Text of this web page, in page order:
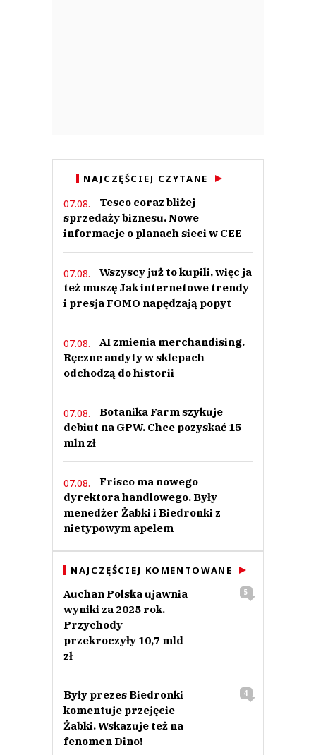
NAJCZĘŚCIEJ CZYTANE
07.08.
Tesco coraz bliżej
sprzedaży biznesu. Nowe
informacje o planach sieci w CEE
07.08.
Wszyscy już to kupili, więc ja
też muszę Jak internetowe trendy
i presja FOMO napędzają popyt
07.08.
AI zmienia merchandising.
Ręczne audyty w sklepach
odchodzą do historii
07.08.
Botanika Farm szykuje
debiut na GPW. Chce pozyskać 15
mln zł
07.08.
Frisco ma nowego
dyrektora handlowego. Były
menedżer Żabki i Biedronki z
nietypowym apelem
NAJCZĘŚCIEJ KOMENTOWANE
Auchan Polska ujawnia
wyniki za 2025 rok.
Przychody
przekroczyły 10,7 mld
zł
5
Były prezes Biedronki
komentuje przejęcie
Żabki. Wskazuje też na
fenomen Dino!
4